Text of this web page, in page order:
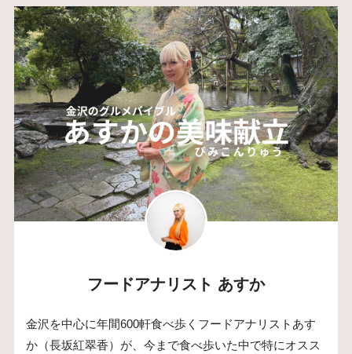
フードアナリスト あすか
金沢を中心に年間600軒食べ歩くフードアナリストあす
か（長坂紅翠香）が、今まで食べ歩いた中で特にオスス